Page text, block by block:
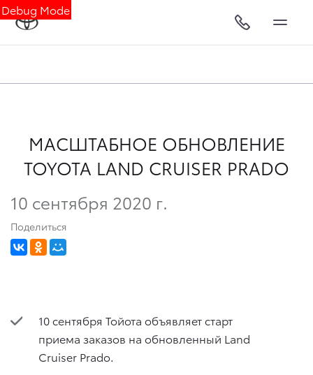
Debug Mode
МАСШТАБНОЕ ОБНОВЛЕНИЕ
TOYOTA LAND CRUISER PRADO
10 сентября 2020 г.
Поделиться
10 сентября Тойота объявляет старт
приема заказов на обновленный Land
Cruiser Prado.